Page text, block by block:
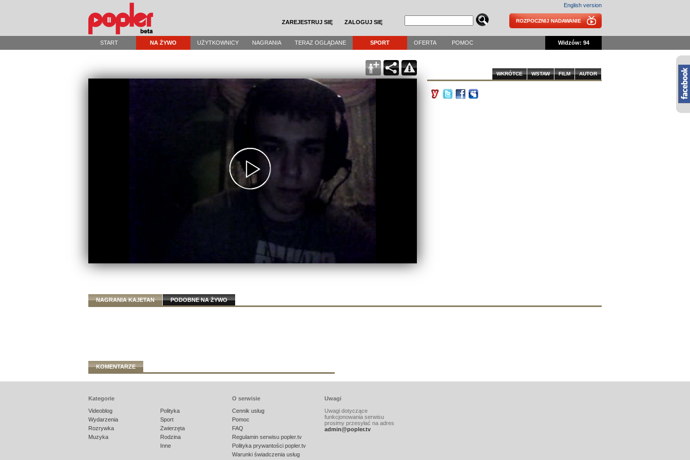
ZAREJESTRUJ SIĘ ZALOGUJ SIĘ
English version
ROZPOCZNIJ NADAWANIE
START NA ŻYWO UŻYTKOWNICY NAGRANIA TERAZ OGLĄDANE SPORT OFERTA POMOC Widzów: 94
AUTOR
FILM
WSTAW
WKRÓTCE
NAGRANIA KAJETAN PODOBNE NA ŻYWO
KOMENTARZE
Kategorie
Videoblog
Wydarzenia
Rozrywka
Muzyka
Polityka
Sport
Zwierzęta
Rodzina
Inne
O serwisie
Cennik usług
Pomoc
FAQ
Regulamin serwisu popler.tv
Polityka prywantości popler.tv
Warunki świadczenia usług
Uwagi
Uwagi dotyczące
funkcjonowania serwisu
prosimy przesyłać na adres
admin@popler.tv